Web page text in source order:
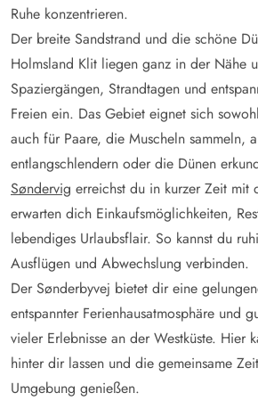
Ruhe konzentrieren.
Der breite Sandstrand und die schöne
Holmsland Klit liegen ganz in der Nähe
Spaziergängen, Strandtagen und
Freien ein. Das Gebiet eignet sich
auch für Paare, die Muscheln sammeln,
entlangschlendern oder die Dünen
Søndervig erreichst du in kurzer Zeit mit
erwarten dich Einkaufsmöglichkeiten,
lebendiges Urlaubsflair. So kannst du
Ausflügen und Abwechslung verbinden.
Der Sønderbyvej bietet dir eine
entspannter Ferienhausatmosphäre und
vieler Erlebnisse an der Westküste. Hier
hinter dir lassen und die gemeinsame
Umgebung genießen.